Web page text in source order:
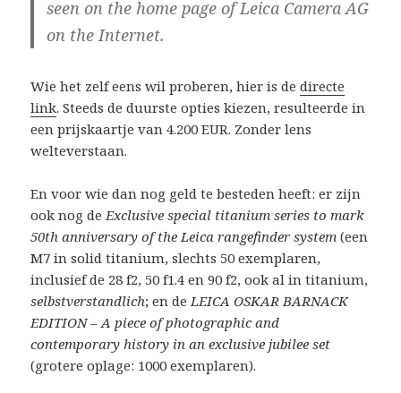
seen on the home page of Leica Camera AG
on the Internet.
Wie het zelf eens wil proberen, hier is dedirecte
link. Steeds de duurste opties kiezen, resulteerde in
een prijskaartje van 4.200 EUR. Zonder lens
welteverstaan.
En voor wie dan nog geld te besteden heeft: er zijn
ook nog deExclusive special titanium series to mark
50th anniversary of the Leica rangefinder system (een
M7 insolid titanium, slechts 50 exemplaren,
inclusief de 28 f2, 50 f1.4 en 90 f2, ook al in titanium,
selbstverstandlich; en deLEICA OSKAR BARNACK
EDITION – A piece of photographic and
contemporary history in an exclusive jubilee set
(grotere oplage: 1000 exemplaren).